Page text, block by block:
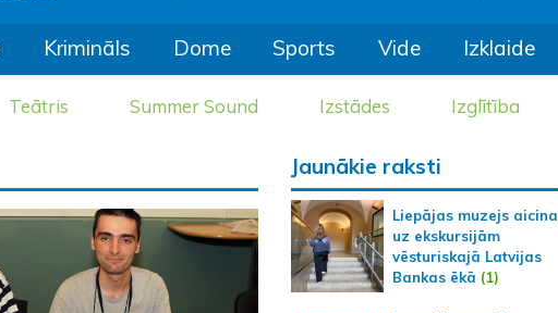
Krimināls Dome Sports Vide Izklaide
Teātris Summer Sound Izstādes Izglītība
Jaunākie raksti
Liepājas muzejs aicina
uz ekskursijām
vēsturiskajā Latvijas
Bankas ēkā (1)